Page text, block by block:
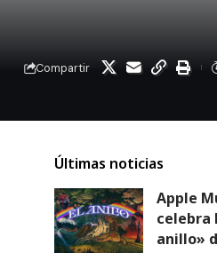
Compartir
Últimas noticias
Apple
celebra
anillo»